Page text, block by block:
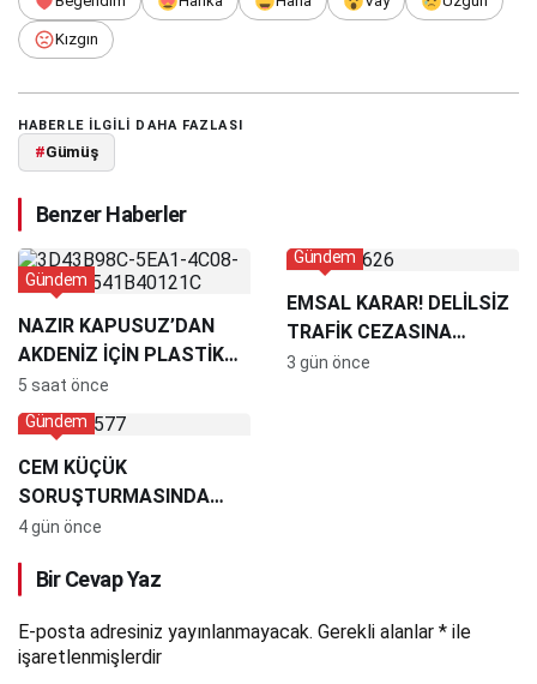
Kızgın
HABERLE ILGILI DAHA FAZLASI
#Gümüş
Benzer Haberler
NAZIR KAPUSUZ’DAN
AKDENİZ İÇİN PLASTİK
ATIK UYARISI:
“MESELENİN ÇOK FAZLA
BOYUTU VAR”
Gündem
5 saat önce
EMSAL KARAR! DELİLSİZ
TRAFİK CEZASINA
MAHKEMEDEN İPTAL
Gündem
3 gün önce
CEM KÜÇÜK
SORUŞTURMASINDA
DİKKAT ÇEKEN İDDİA:
27,5 MİLYON TL ÇIKIŞI
Gündem
4 gün önce
Bir Cevap Yaz
E-posta adresiniz yayınlanmayacak. Gerekli alanlar * ile
işaretlenmişlerdir